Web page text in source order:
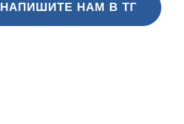
НАПИШИТЕ НАМ В ТГ